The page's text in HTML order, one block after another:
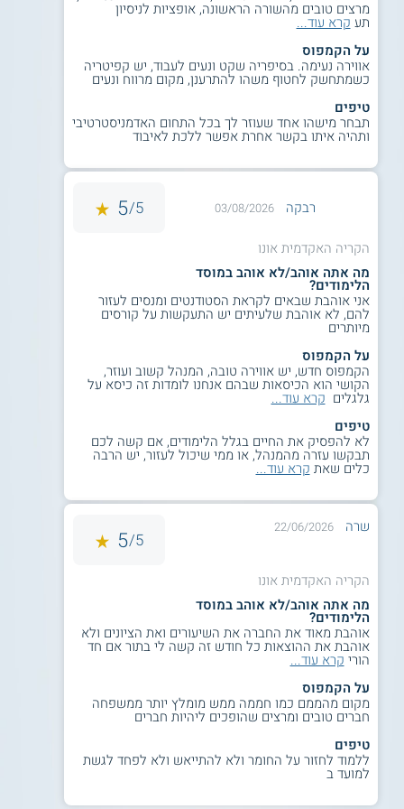
אינם מוגבלים רק לאפשרויות הרבות שבעיסוק בעריכת דין
ומשפטנות, הן במשרדים ובפירמות השונות, והן במוסדות ציבוריים
או עסקים פרטיים; קיימת גם אפשרות להמשיך ולהתמחות
בתחומים קרובים כמו מנהל עסקים.
למידע נוסף לחצו:
תואר ראשון ושני
מרצים טובים מהשורה הראשונה, אופציות לניסיון
תע קרא עוד...
על הקמפוס
אווירה נעימה. בסיפריה שקט ונעים לעבוד, יש קפיטריה
כשמתחשק לחטוף משהו להתרענן, מקום מרווח ונעים
טיפים
תבחר מישהו אחד שעוזר לך בכל התחום האדמניסטרטיבי
ותהיה איתו בקשר אחרת אפשר ללכת לאיבוד
רבקה 03/08/2026
5/
5
הקריה האקדמית אונו
מה אתה אוהב/לא אוהב במוסד
הלימודים?
אני אוהבת שבאים לקראת הסטודנטים ומנסים לעזור
להם, לא אוהבת שלעיתים יש התעקשות על קורסים
מיותרים
על הקמפוס
הקמפוס חדש, יש אווירה טובה, המנהל קשוב ועוזר,
הקושי הוא הכיסאות שבהם אנחנו לומדות זה כיסא על
גלגלים קרא עוד...
טיפים
לא להפסיק את החיים בגלל הלימודים, אם קשה לכם
תבקשו עזרה מהמנהל, או ממי שיכול לעזור, יש הרבה
כלים שאת קרא עוד...
שרה 22/06/2026
5/
5
הקריה האקדמית אונו
מה אתה אוהב/לא אוהב במוסד
הלימודים?
אוהבת מאוד את החברה את השיעורים ואת הציונים ולא
אוהבת את ההוצאות כל חודש זה קשה לי בתור אם חד
הורי קרא עוד...
על הקמפוס
מקום מהממם כמו חממה ממש מומלץ יותר ממשפחה
חברים טובים ומרצים שהופכים ליהיות חברים
טיפים
ללמוד לחזור על החומר ולא להתייאש ולא לפחד לגשת
למועד ב